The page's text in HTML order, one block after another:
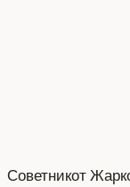
Советникот